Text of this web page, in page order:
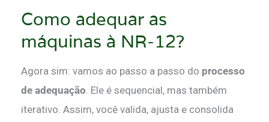
Como adequar as
máquinas à NR-12?
Agora sim: vamos ao passo a passo do processo
de adequação. Ele é sequencial, mas também
iterativo. Assim, você valida, ajusta e consolida